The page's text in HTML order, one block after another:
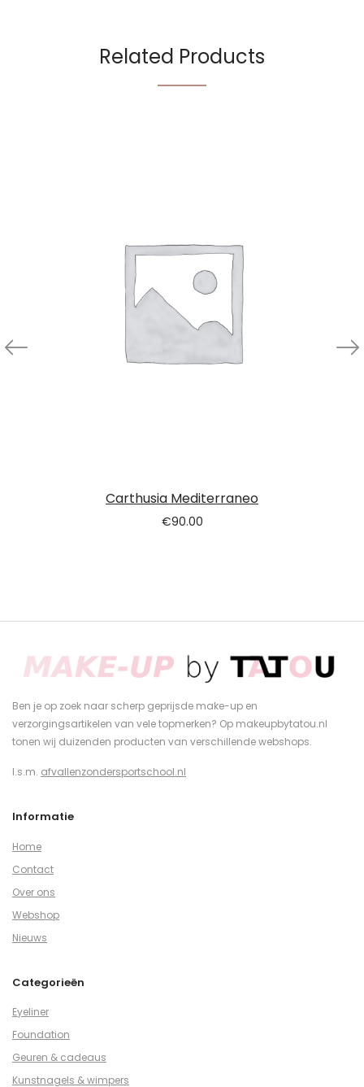
Related Products
Carthusia Mediterraneo
€90.00
Ben je op zoek naar scherp geprijsde make-up en
verzorgingsartikelen van vele topmerken? Op makeupbytatou.nl
tonen wij duizenden producten van verschillende webshops.
I.s.m. afvallenzondersportschool.nl
Informatie
Home
Contact
Over ons
Webshop
Nieuws
Categorieën
Eyeliner
Foundation
Geuren & cadeaus
Kunstnagels & wimpers